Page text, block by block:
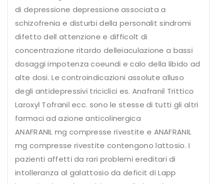
di depressione depressione associata a
schizofrenia e disturbi della personalit sindromi
difetto dell attenzione e difficolt di
concentrazione ritardo delleiaculazione a bassi
dosaggi impotenza coeundi e calo della libido ad
alte dosi. Le controindicazioni assolute alluso
degli antidepressivi triciclici es. Anafranil Trittico
Laroxyl Tofranil ecc. sono le stesse di tutti gli altri
farmaci ad azione anticolinergica
ANAFRANIL mg compresse rivestite e ANAFRANIL
mg compresse rivestite contengono lattosio. I
pazienti affetti da rari problemi ereditari di
intolleranza al galattosio da deficit di Lapp